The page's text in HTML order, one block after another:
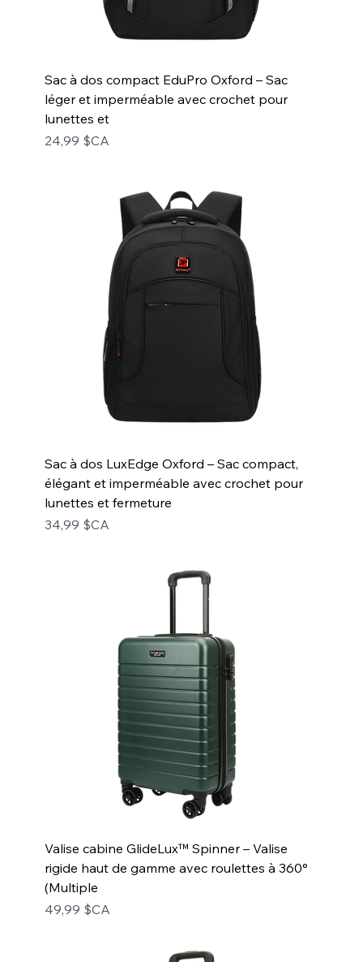
Sac à dos compact EduPro Oxford – Sac
léger et imperméable avec crochet pour
lunettes et
Prix
24,99 $CA
Sac à dos LuxEdge Oxford – Sac compact,
élégant et imperméable avec crochet pour
lunettes et fermeture
Prix
34,99 $CA
Valise cabine GlideLux™ Spinner – Valise
rigide haut de gamme avec roulettes à 360°
(Multiple
Prix
49,99 $CA